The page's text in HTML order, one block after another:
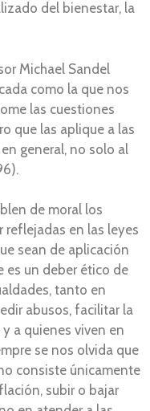
del bienestar, la
Michael Sandel
como la que nos
las cuestiones
que las aplique a las
general, no solo al
de moral los
reflejadas en las leyes
sean de aplicación
es un deber ético de
tanto en
abusos, facilitar la
a quienes viven en
se nos olvida que
consiste únicamente
subir o bajar